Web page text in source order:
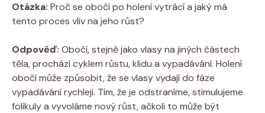
Otázka: Proč se obočí po holení vytrácí a jaký má
tento proces vliv na jeho růst?
Odpověď: Obočí, stejně jako vlasy na jiných částech
těla, prochází cyklem růstu, klidu a vypadávání. Holení
obočí může způsobit, že se vlasy vydají do fáze
vypadávání rychleji. Tím, že je odstraníme, stimulujeme
folikuly a vyvoláme nový růst, ačkoli to může být